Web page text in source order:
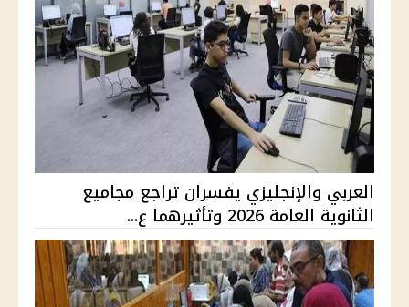
العربي والإنجليزي يفسران تراجع مجاميع
الثانوية العامة 2026 وتأثيرهما ع...